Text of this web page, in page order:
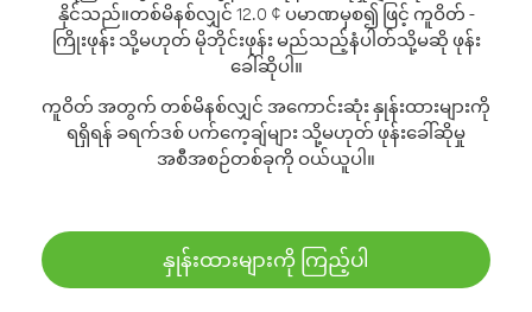
နိုင်သည်။တစ်မိနစ်လျှင် 12.0 ¢ ပမာဏမှစ၍ ဖြင့် ကူဝိတ် -
ကြိုးဖုန်း သို့မဟုတ် မိုဘိုင်းဖုန်း မည်သည့်နံပါတ်သို့မဆို ဖုန်း
ခေါ်ဆိုပါ။
ကူဝိတ် အတွက် တစ်မိနစ်လျှင် အကောင်းဆုံး နှုန်းထားများကို
ရရှိရန် ခရက်ဒစ် ပက်ကေ့ချ်များ သို့မဟုတ် ဖုန်းခေါ်ဆိုမှု
အစီအစဉ်တစ်ခုကို ဝယ်ယူပါ။
နှုန်းထားများကို ကြည့်ပါ